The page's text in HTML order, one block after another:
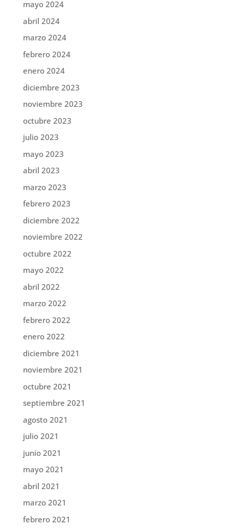
mayo 2024
abril 2024
marzo 2024
febrero 2024
enero 2024
diciembre 2023
noviembre 2023
octubre 2023
julio 2023
mayo 2023
abril 2023
marzo 2023
febrero 2023
diciembre 2022
noviembre 2022
octubre 2022
mayo 2022
abril 2022
marzo 2022
febrero 2022
enero 2022
diciembre 2021
noviembre 2021
octubre 2021
septiembre 2021
agosto 2021
julio 2021
junio 2021
mayo 2021
abril 2021
marzo 2021
febrero 2021